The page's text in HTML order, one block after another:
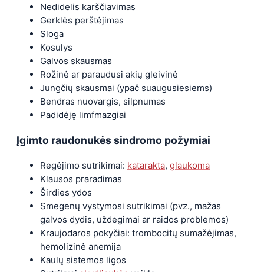
Nedidelis karščiavimas
Gerklės perštėjimas
Sloga
Kosulys
Galvos skausmas
Rožinė ar paraudusi akių gleivinė
Jungčių skausmai (ypač suaugusiesiems)
Bendras nuovargis, silpnumas
Padidėję limfmazgiai
Įgimto raudonukės sindromo požymiai
Regėjimo sutrikimai: katarakta, glaukoma
Klausos praradimas
Širdies ydos
Smegenų vystymosi sutrikimai (pvz., mažas
galvos dydis, uždegimai ar raidos problemos)
Kraujodaros pokyčiai: trombocitų sumažėjimas,
hemolizinė anemija
Kaulų sistemos ligos